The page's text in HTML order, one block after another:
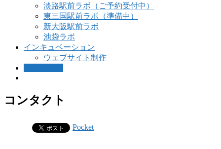
淡路駅前ラボ（ご予約受付中）
東三国駅前ラボ（準備中）
新大阪駅前ラボ
池袋ラボ
インキュベーション
ウェブサイト制作
コンタクト
Pocket